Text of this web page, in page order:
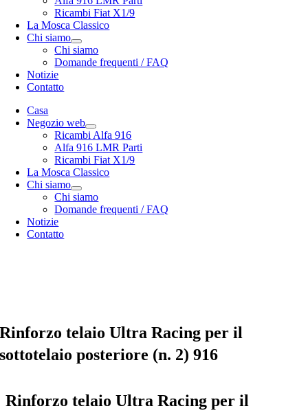
Ricambi Fiat X1/9
La Mosca Classico
Chi siamo
Chi siamo
Domande frequenti / FAQ
Notizie
Contatto
Casa
Negozio web
Ricambi Alfa 916
Alfa 916 LMR Parti
Ricambi Fiat X1/9
La Mosca Classico
Chi siamo
Chi siamo
Domande frequenti / FAQ
Notizie
Contatto
Rinforzo telaio Ultra Racing per il
sottotelaio posteriore (n. 2) 916
Rinforzo telaio Ultra Racing per il